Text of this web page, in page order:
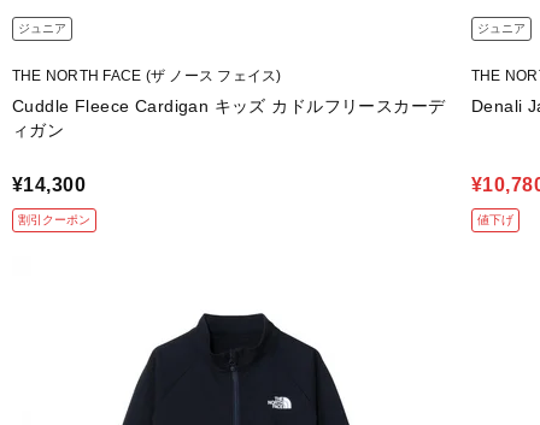
ジュニア
THE NORTH FACE (ザ ノース フェイス)
Cuddle Fleece Cardigan キッズ カドルフリースカーデ
ィガン
¥14,300
割引クーポン
ジュニア
THE
Denali
値下げ